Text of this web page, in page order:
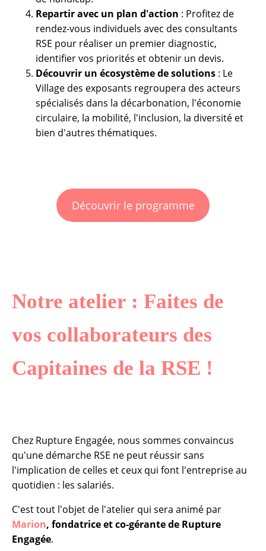
Repartir avec un plan d'action : Profitez de
rendez-vous individuels avec des consultants
RSE pour réaliser un premier diagnostic,
identifier vos priorités et obtenir un devis.
Découvrir un écosystème de solutions : Le
Village des exposants regroupera des acteurs
spécialisés dans la décarbonation, l'économie
circulaire, la mobilité, l'inclusion, la diversité et
bien d'autres thématiques.
Découvrir le programme
Notre atelier : Faites de
vos collaborateurs des
Capitaines de la RSE !
Chez Rupture Engagée, nous sommes convaincus
qu'une démarche RSE ne peut réussir sans
l'implication de celles et ceux qui font l'entreprise au
quotidien : les salariés.
C'est tout l'objet de l'atelier qui sera animé par
Marion, fondatrice et co-gérante de Rupture
Engagée.